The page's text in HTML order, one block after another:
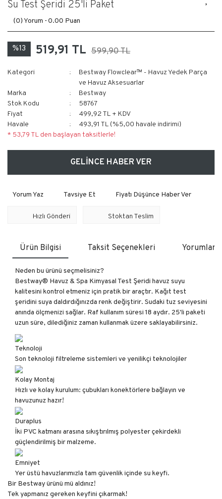
Su Test Şeridi 25'li Paket
(0) Yorum -0.00 Puan
%13 519,91 TL 599,90 TL
Kategori
Bestway Flowclear™ - Havuz Yedek Parça
ve Havuz Aksesuarlar
Marka
Bestway
Stok Kodu
58767
Fiyat
499,92 TL + KDV
Havale
493,91 TL (%5,00 havale indirimi)
* 53,79 TL den başlayan taksitlerle!
GELİNCE HABER VER
Yorum Yaz Tavsiye Et Fiyatı Düşünce Haber Ver
Hızlı Gönderi Stoktan Teslim
Ürün Bilgisi Taksit Seçenekleri Yorumlar
Neden bu ürünü seçmelisiniz?
Bestway® Havuz & Spa Kimyasal Test Şeridi havuz suyu
kalitesini kontrol etmeniz için pratik bir araçtır. Kağıt test
şeridini suya daldırdığınızda renk değiştirir. Sudaki tuz seviyesini
anında ölçmenizi sağlar. Raf kullanım süresi 18 aydır. 25'li paketi
uzun süre, dilediğiniz zaman kullanmak üzere saklayabilirsiniz.
Teknoloji
Son teknoloji filtreleme sistemleri ve yenilikçi teknolojiler
Kolay Montaj
Hızlı ve kolay kurulum: çubukları konektörlere bağlayın ve
havuzunuz hazır!
Duraplus
İki PVC katmanı arasına sıkıştırılmış polyester çekirdekli
güçlendirilmiş bir malzeme.
Emniyet
Yer üstü havuzlarımızla tam güvenlik içinde su keyfi.
Bir Bestway ürünü mü aldınız!
Tek yapmanız gereken keyfini çıkarmak!